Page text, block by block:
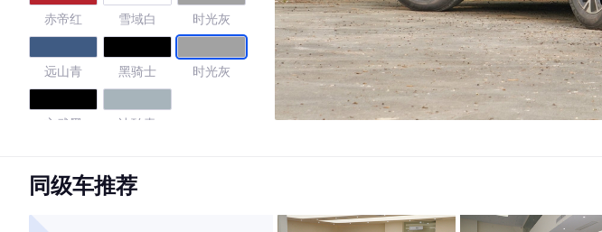
赤帝红 雪域白 时光灰
远山青 黑骑士 时光灰
玄武黑 冰珀青
4.79
同级车推荐